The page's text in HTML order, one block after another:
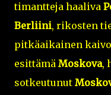
timantteja haaliva
Berliini, rikosten
pitkäaikainen
esittämä Moskova,
sotkeutunut